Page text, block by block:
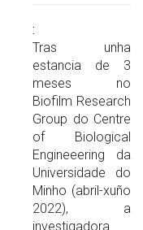
Tras unha
estancia de 3
meses no
Biofilm Research
Group do Centre
of Biological
Engineeering da
Universidade do
Minho (abril-xuño
2022), a
investigadora